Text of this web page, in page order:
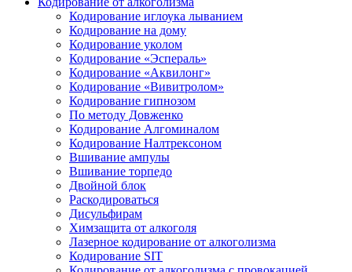
Кодирование иглоука лыванием
Кодирование на дому
Кодирование уколом
Кодирование «Эспераль»
Кодирование «Аквилонг»
Кодирование «Вивитролом»
Кодирование гипнозом
По методу Довженко
Кодирование Алгоминалом
Кодирование Налтрексоном
Вшивание ампулы
Вшивание торпедо
Двойной блок
Раскодироваться
Дисульфирам
Химзащита от алкоголя
Лазерное кодирование от алкоголизма
Кодирование SIT